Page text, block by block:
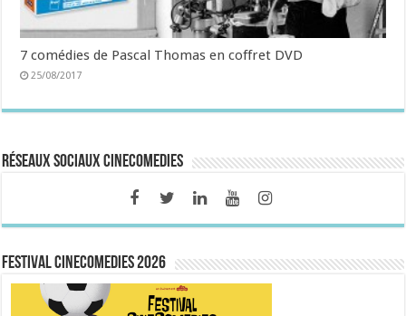
7 comédies de Pascal Thomas en coffret DVD
25/08/2017
Réseaux sociaux CineComedies
FESTIVAL CINECOMEDIES 2026